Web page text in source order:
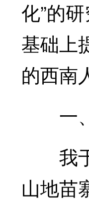
化”的
基础上
的西南
一
我于
山地苗